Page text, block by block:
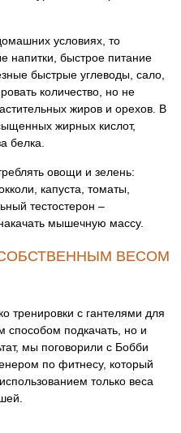
условиях, то
напитки, быстрое питание
быстрые углеводы, сало,
количество, но не
жиров и орехов. В
жирных кислот,
белка.
овощи и зелень:
капуста, томаты,
тестостерон –
мышечную массу.
ВЕСОМ
тренировки с гантелями для
способом подкачать, но и
мы поговорили с Бобби
по фитнесу, который
только веса